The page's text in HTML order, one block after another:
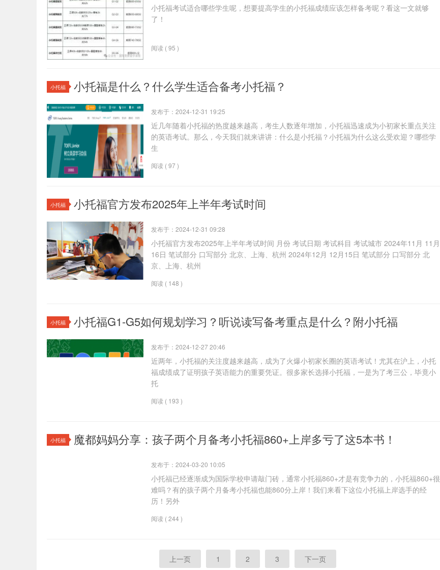
小托福考试适合哪些学生呢，想要提高学生的小托福成绩应该怎样备考呢？看这一文就够
了！
阅读 ( 95 )
小托福 小托福是什么？什么学生适合备考小托福？
发布于：2024-12-31 19:25
近几年随着小托福的热度越来越高，考生人数逐年增加，小托福迅速成为小初家长重点关注
的英语考试。那么，今天我们就来讲讲：什么是小托福？小托福为什么这么受欢迎？哪些学
生
阅读 ( 97 )
小托福 小托福官方发布2025年上半年考试时间
发布于：2024-12-31 09:28
小托福官方发布2025年上半年考试时间 月份 考试日期 考试科目 考试城市 2024年11月 11月
16日 笔试部分 口写部分 北京、上海、杭州 2024年12月 12月15日 笔试部分 口写部分 北
京、上海、杭州
阅读 ( 148 )
小托福 小托福G1-G5如何规划学习？听说读写备考重点是什么？附小托福
发布于：2024-12-27 20:46
近两年，小托福的关注度越来越高，成为了火爆小初家长圈的英语考试！尤其在沪上，小托
福成绩成了证明孩子英语能力的重要凭证。很多家长选择小托福，一是为了考三公，毕竟小
托
阅读 ( 193 )
小托福 魔都妈妈分享：孩子两个月备考小托福860+上岸多亏了这5本书！
发布于：2024-03-20 10:05
小托福已经逐渐成为国际学校申请敲门砖，通常小托福860+才是有竞争力的，小托福860+很
难吗？有的孩子两个月备考小托福也能860分上岸！我们来看下这位小托福上岸选手的经
历！另外
阅读 ( 244 )
上一页 1 2 3 下一页